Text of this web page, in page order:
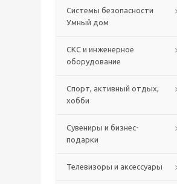
Системы безопасности
Умный дом
СКС и инженерное
оборудование
Спорт, активный отдых,
хобби
Сувениры и бизнес-
подарки
Телевизоры и аксессуары